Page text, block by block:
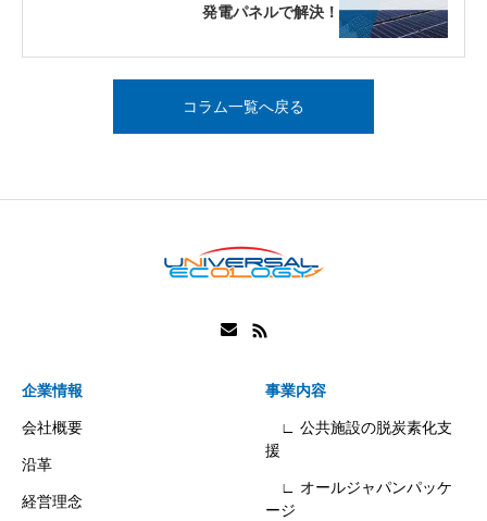
発電パネルで解決！
コラム一覧へ戻る
企業情報
会社概要
沿革
経営理念
事業内容
∟ 公共施設の脱炭素化支
援
∟ オールジャパンパッケ
ージ